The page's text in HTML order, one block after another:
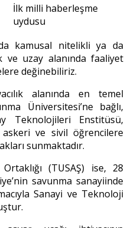
İlk milli haberleşme
uydusu
kamusal nitelikli ya da
ve uzay alanında faaliyet
değinebiliriz.
alanında en temel
Üniversitesi’ne bağlı,
Teknolojileri Enstitüsü,
askeri ve sivil öğrencilere
sunmaktadır.
(TUSAŞ) ise, 28
savunma sanayiinde
Sanayi ve Teknoloji